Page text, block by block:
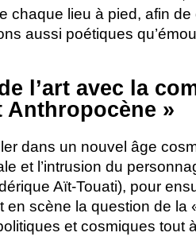
chaque lieu à pied, afin
aussi poétiques
l’art avec la
Anthropocène »
dans un nouvel âge
et l’intrusion du
Aït-Touati), pour
en scène la question de la
et cosmiques tout